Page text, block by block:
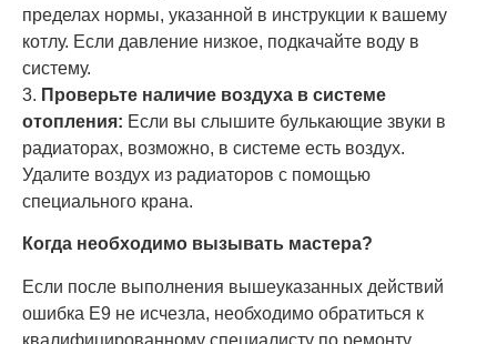
пределах нормы, указанной в инструкции к вашему
котлу. Если давление низкое, подкачайте воду в
систему.
3. Проверьте наличие воздуха в системе
отопления: Если вы слышите булькающие звуки в
радиаторах, возможно, в системе есть воздух.
Удалите воздух из радиаторов с помощью
специального крана.
Когда необходимо вызывать мастера?
Если после выполнения вышеуказанных действий
ошибка E9 не исчезла, необходимо обратиться к
квалифицированному специалисту по ремонту